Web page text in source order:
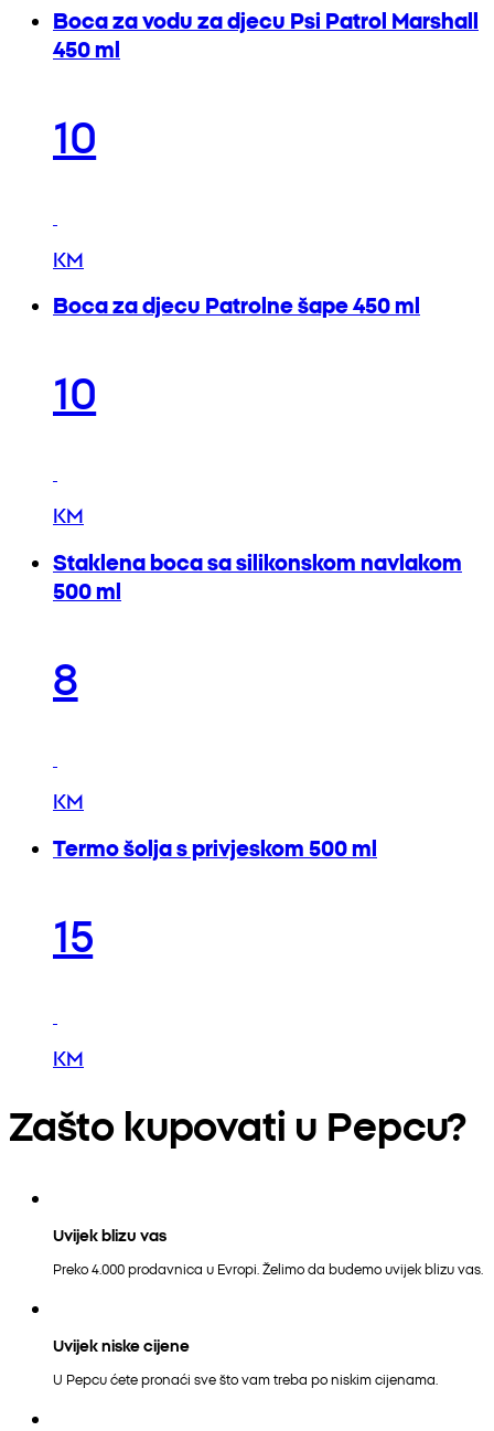
Boca za vodu za djecu Psi Patrol Marshall
450 ml
10
KM
Boca za djecu Patrolne šape 450 ml
10
KM
Staklena boca sa silikonskom navlakom
500 ml
8
KM
Termo šolja s privjeskom 500 ml
15
KM
Zašto kupovati u Pepcu?
Uvijek blizu vas
Preko 4.000 prodavnica u Evropi. Želimo da budemo uvijek blizu vas.
Uvijek niske cijene
U Pepcu ćete pronaći sve što vam treba po niskim cijenama.